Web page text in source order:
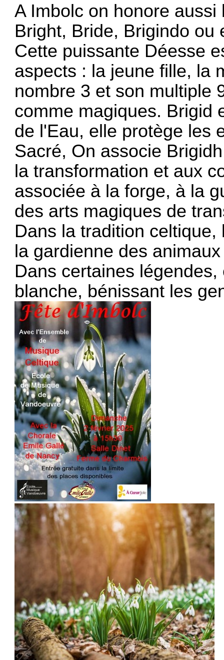
A Imbolc on honore
Bright, Bride, Brigindo ou
Cette puissante Déesse
aspects : la jeune fille, la
nombre 3 et son multiple
comme magiques. Brigid
de l'Eau, elle protège les
Sacré, On associe
la transformation et aux
associée à la forge, à la
des arts magiques de
Dans la tradition
la gardienne des
Dans certaines
blanche, bénissant les